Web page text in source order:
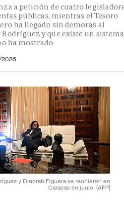
a petición de cuatro
públicas, mientras el Tesoro
ha llegado sin demoras al
Rodríguez y que existe un sistema
ha mostrado
y Dinorah Figuera se reunieron en
Caracas en junio. (AFP)